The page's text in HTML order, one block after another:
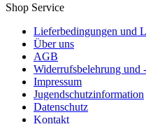
Shop Service
Lieferbedingungen und
Über uns
AGB
Widerrufsbelehrung und
Impressum
Jugendschutzinformation
Datenschutz
Kontakt